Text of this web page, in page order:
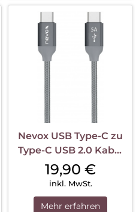
Nevox USB Type-C zu
Type-C USB 2.0 Kabel
20V/5A 10...
19,90 €
inkl. MwSt.
Mehr erfahren